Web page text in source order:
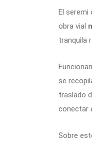
El
obra vial
tranquila
se
traslado
conectar
Sobre